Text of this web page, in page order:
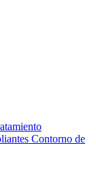
Contorno de